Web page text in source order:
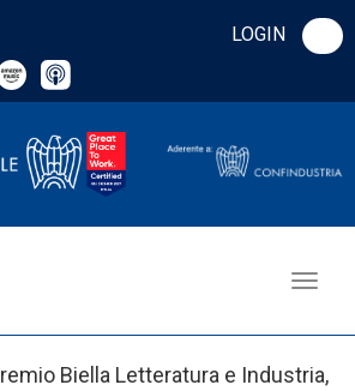
LOGIN
Biella Letteratura e Industria,